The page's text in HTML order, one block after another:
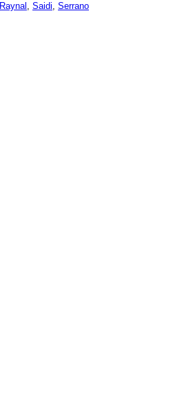
Raynal , Saidi, Serrano